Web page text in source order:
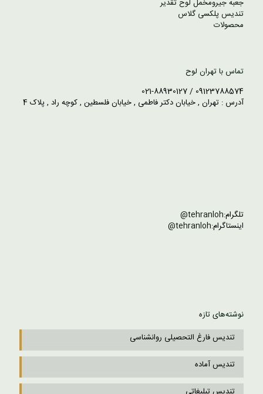
جعبه جیرومخمل لوح تقدیر
تندیس پلکسی گلاس
محصولات
تماس با تهران لوح
09123788574 / 021-88930127
آدرس : تهران , خیابان دکتر فاطمی , خیابان فلسطین , کوچه راد , پلاک 4
تلگرام:tehranloh@
اینستاگرام:tehranloh@
نوشته‌های تازه
تندیس فارغ التحصیلی روانشناسی
تندیس آماده